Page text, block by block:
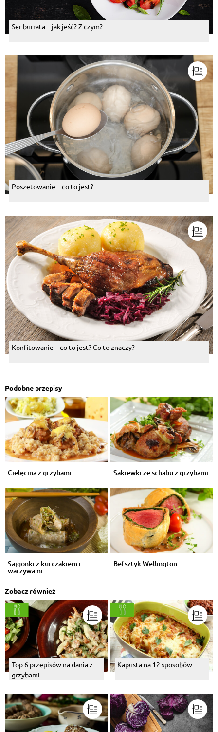
Ser burrata – jak jeść? Z czym?
Poszetowanie – co to jest?
Konfitowanie – co to jest? Co to znaczy?
Podobne przepisy
Cielęcina z grzybami Sakiewki ze schabu z grzybami
Sajgonki z kurczakiem i
warzywami
Befsztyk Wellington
Zobacz również
Top 6 przepisów na dania z
grzybami
Kapusta na 12 sposobów